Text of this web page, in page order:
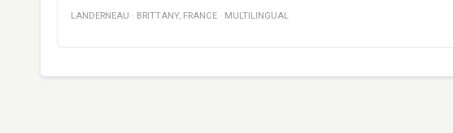
LANDERNEAU · BRITTANY, FRANCE · MULTILINGUAL